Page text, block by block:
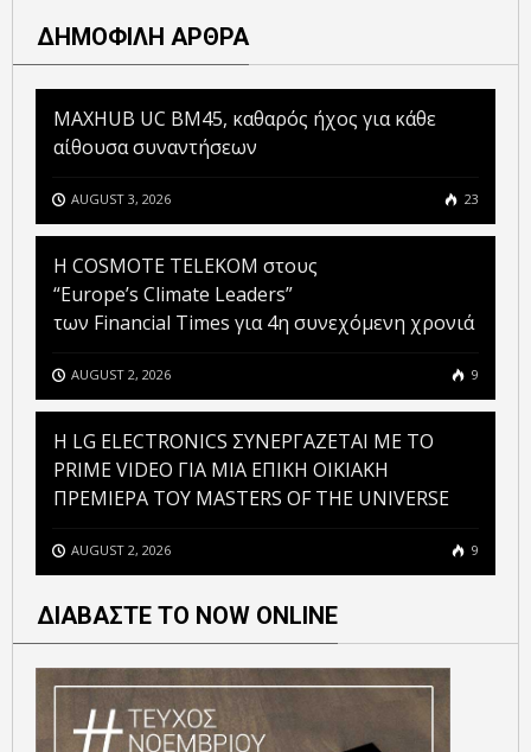
ΔΗΜΟΦΙΛΗ ΑΡΘΡΑ
MAXHUB UC BM45, καθαρός ήχος για κάθε
αίθουσα συναντήσεων
AUGUST 3, 2026 23
Η COSMOTE TELEKOM στους
“Europe’s Climate Leaders”
των Financial Times για 4η συνεχόμενη χρονιά
AUGUST 2, 2026 9
H LG ELECTRONICS ΣΥΝΕΡΓΑΖΕΤΑΙ ΜΕ ΤΟ
PRIME VIDEO ΓΙΑ ΜΙΑ ΕΠΙΚΗ ΟΙΚΙΑΚΗ
ΠΡΕΜΙΕΡΑ ΤΟΥ MASTERS OF THE UNIVERSE
AUGUST 2, 2026 9
ΔΙΑΒΑΣΤΕ ΤΟ NOW ONLINE